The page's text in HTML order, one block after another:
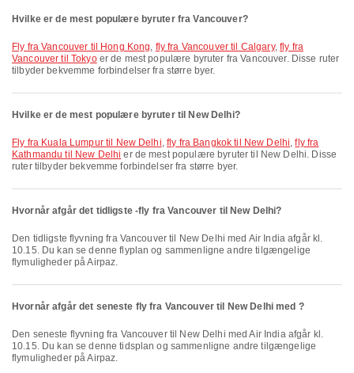
Hvilke er de mest populære byruter fra Vancouver?
fly fra Vancouver til Hong Kong, fly fra Vancouver til Calgary, fly fra
Vancouver til Tokyoer de mest populære byruter fra Vancouver. Disse ruter
tilbyder bekvemme forbindelser fra større byer.
Hvilke er de mest populære byruter til New Delhi?
fly fra Kuala Lumpur til New Delhi,fly fra Bangkok til New Delhi,fly fra
Kathmandu til New Delhi er de mest populære byruter til New Delhi. Disse
ruter tilbyder bekvemme forbindelser fra større byer.
Hvornår afgår det tidligste -fly fra Vancouver til New Delhi?
Den tidligste flyvning fra Vancouver til New Delhi med Air India afgår kl.
10.15. Du kan se denne flyplan og sammenligne andre tilgængelige
flymuligheder på Airpaz.
Hvornår afgår det seneste fly fra Vancouver til New Delhi med ?
Den seneste flyvning fra Vancouver til New Delhi med Air India afgår kl.
10.15. Du kan se denne tidsplan og sammenligne andre tilgængelige
flymuligheder på Airpaz.